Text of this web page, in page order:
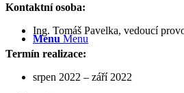
Menu Menu
Kontaktní osoba:
Ing. Tomáš Pavelka, vedoucí
Termín realizace:
srpen 2022 – září 2022